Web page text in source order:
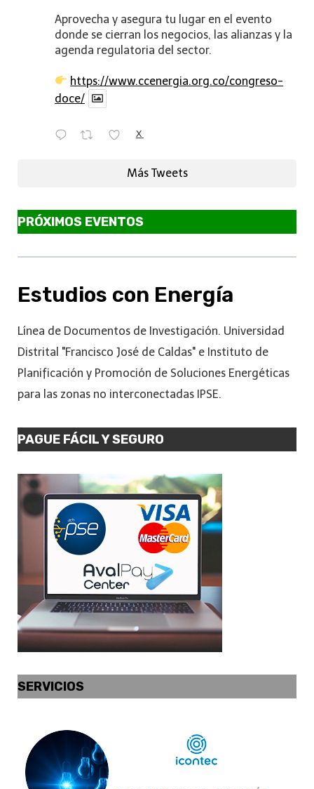
Aprovecha y asegura tu lugar en el evento
donde se cierran los negocios, las alianzas y la
agenda regulatoria del sector.
https://www.ccenergia.org.co/congreso-
doce/
X
Más Tweets
PRÓXIMOS EVENTOS
Estudios con Energía
Línea de Documentos de Investigación. Universidad
Distrital "Francisco José de Caldas" e Instituto de
Planificación y Promoción de Soluciones Energéticas
para las zonas no interconectadas IPSE.
PAGUE FÁCIL Y SEGURO
SERVICIOS